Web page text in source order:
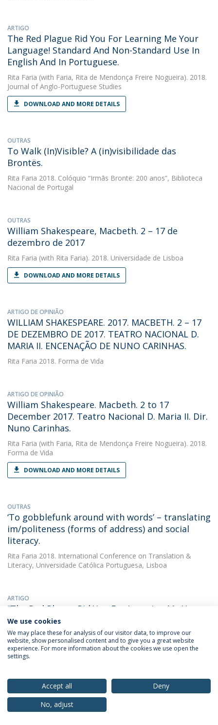
ARTIGO
The Red Plague Rid You For Learning Me Your
Language! Standard And Non-Standard Use In
English And In Portuguese.
Rita Faria (with Faria, Rita de Mendonça Freire Nogueira). 2018.
Journal of Anglo-Portuguese Studies
DOWNLOAD AND MORE DETAILS
OUTRAS
To Walk (In)Visible? A (in)visibilidade das
Brontës.
Rita Faria 2018. Colóquio “Irmãs Brontë: 200 anos”, Biblioteca
Nacional de Portugal
OUTRAS
William Shakespeare, Macbeth. 2 – 17 de
dezembro de 2017
Rita Faria (with Rita Faria). 2018. Universidade de Lisboa
DOWNLOAD AND MORE DETAILS
ARTIGO DE OPINIÃO
WILLIAM SHAKESPEARE. 2017. MACBETH. 2 – 17
DE DEZEMBRO DE 2017. TEATRO NACIONAL D.
MARIA II. ENCENAÇÃO DE NUNO CARINHAS.
Rita Faria 2018. Forma de Vida
ARTIGO DE OPINIÃO
William Shakespeare. Macbeth. 2 to 17
December 2017. Teatro Nacional D. Maria II. Dir.
Nuno Carinhas.
Rita Faria (with Faria, Rita de Mendonça Freire Nogueira). 2018.
Forma de Vida
DOWNLOAD AND MORE DETAILS
OUTRAS
‘To gobblefunk around with words’ – translating
im/politeness (forms of address) and social
literacy.
Rita Faria 2018. International Conference on Translation &
Literacy, Universidade Católica Portuguesa, Lisboa
ARTIGO
“The Red Plague Rid You For Learning Me Your
Language! – Standard And Non-Standard Use In
English And In Portuguese”
Rita Faria(with Faria, Rita de Mendonça Freire Nogueira). 2018.
Journal of Anglo-Portuguese Studies 27
ARTIGO
We use cookies
We may place these for analysis of our visitor data, to improve our
website, show personalised content and to give you a great website
experience. For more information about the cookies we use open the
settings.
Accept all
Deny
No, adjust